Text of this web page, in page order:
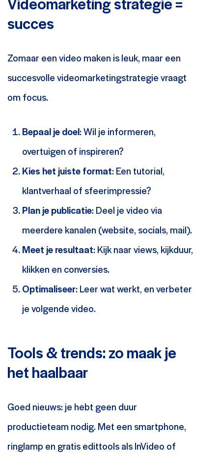
succes
Zomaar een video maken is leuk, maar een
succesvolle videomarketingstrategie vraagt
om focus.
Bepaal je doel: Wil je informeren,
overtuigen of inspireren?
Kies het juiste format: Een tutorial,
klantverhaal of sfeerimpressie?
Plan je publicatie: Deel je video via
meerdere kanalen (website, socials, mail).
Meet je resultaat: Kijk naar views, kijkduur,
klikken en conversies.
Optimaliseer: Leer wat werkt, en verbeter
je volgende video.
Tools & trends: zo maak je
het haalbaar
Goed nieuws: je hebt geen duur
productieteam nodig. Met een smartphone,
ringlamp en gratis edittools als InVideo of